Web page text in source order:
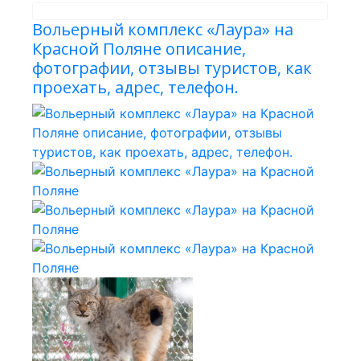
Вольерный комплекс «Лаура» на
Красной Поляне описание,
фотографии, отзывы туристов, как
проехать, адрес, телефон.